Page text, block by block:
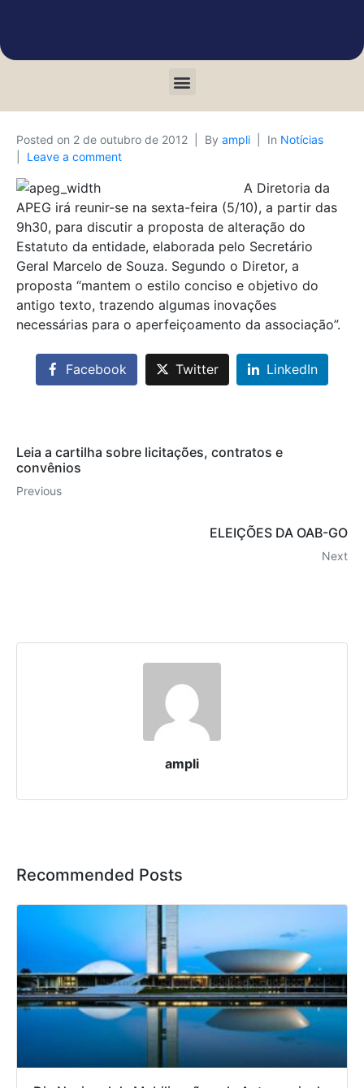
Posted on 2 de outubro de 2012 By ampli In Notícias
Leave a comment
A Diretoria da
APEG irá reunir-se na sexta-feira (5/10), a partir das
9h30, para discutir a proposta de alteração do
Estatuto da entidade, elaborada pelo Secretário
Geral Marcelo de Souza. Segundo o Diretor, a
proposta “mantem o estilo conciso e objetivo do
antigo texto, trazendo algumas inovações
necessárias para o aperfeiçoamento da associação”.
Facebook Twitter LinkedIn
Leia a cartilha sobre licitações, contratos e
convênios
Previous
ELEIÇÕES DA OAB-GO
Next
ampli
Recommended Posts